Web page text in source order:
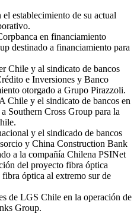
establecimiento de su actual
en financiamiento
destinado a financiamiento para
Chile y al sindicato de bancos
e Inversiones y Banco
otorgado a Grupo Pirazzoli.
Chile y el sindicato de bancos en
Southern Cross Group para la
y el sindicado de bancos
y China Construction Bank
a la compañía Chilena PSINet
del proyecto fibra óptica
óptica al extremo sur de
de LGS Chile en la operación de
Group.